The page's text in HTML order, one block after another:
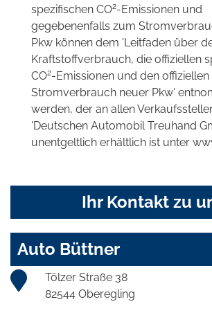
spezifischen CO2-Emissionen und
gegebenenfalls zum
Pkw können dem 'Leitfaden über
Kraftstoffverbrauch, die offiziellen
CO2-Emissionen und den offiziellen
Stromverbrauch neuer Pkw'
werden, der an allen
'Deutschen Automobil Treuhand
unentgeltlich erhältlich ist unter
Ihr Kontakt zu
Auto Büttner
Tölzer Straße 38
82544 Oberegling